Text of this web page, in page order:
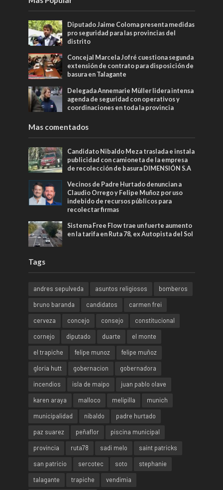
Diputado Jaime Coloma presenta medidas
pro seguridad para las provincias del
distrito
Concejal Marcela Jofré cuestiona segunda
extensión de contrato para disposición de
basura en Talagante
Delegada Annemarie Müller lidera intensa
agenda de seguridad con operativos y
coordinaciones en toda la provincia
Mas comentados
Candidato Nibaldo Meza traslada e instala
publicidad con camioneta de la empresa
de recolección de basura DIMENSIÓN S.A
Vecinos de Padre Hurtado denuncian a
Claudio Orrego y Felipe Muñoz por uso
indebido de recursos públicos para
recolectar firmas
Sistema Free Flow trae un fuerte aumento
en la tarifa en Ruta 78, ex Autopista del Sol
Tags
andres sepulveda asuntos religiosos
bomberos
bruno baranda
candidatos
carmen frei
cerveza
concejo consejo
constitucional
cornejo
diputado duarte
el monte
el trapiche
felipe munoz
felipe muñoz
gloria hutt
gobernacion
gobernadora
incendios
isla de maipo
juan pablo olave
karen araya
malloco melipilla
munich
municipalidad
nibaldo
padre hurtado
paz suarez
peñaflor
piscina municipal
provincia
ruta78 sadi melo
saint patricks
san patricio
sercotec soto
stephanie
talagante
trapiche vendimia